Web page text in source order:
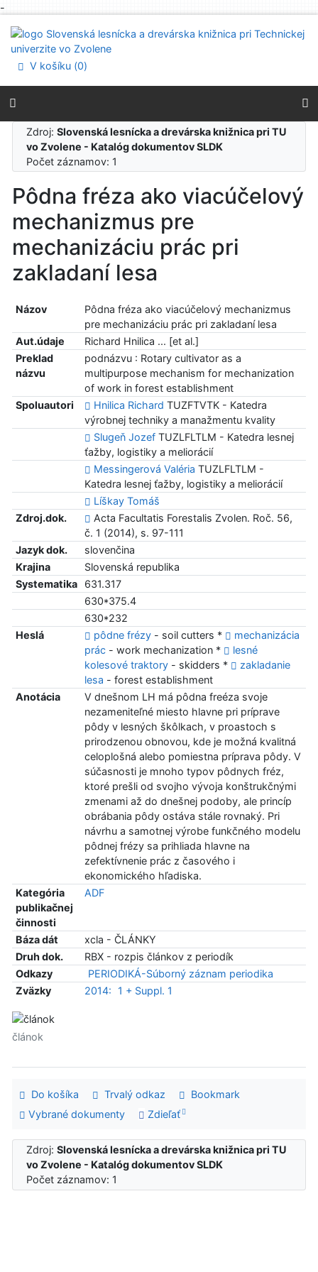
-
Prejsť na menu
Prehlásenie o webovej prístupnosti
V košíku (0)
Zdroj:Slovenská lesnícka a drevárska knižnica pri TU
vo Zvolene - Katalóg dokumentov SLDK
Počet záznamov: 1
Pôdna fréza ako viacúčelový
mechanizmus pre
mechanizáciu prác pri
zakladaní lesa
Názov
Pôdna fréza ako viacúčelový mechanizmus
pre mechanizáciu prác pri zakladaní lesa
Aut.údaje
Richard Hnilica ... [et al.]
Preklad
názvu
podnázvu : Rotary cultivator as a
multipurpose mechanism for mechanization
of work in forest establishment
Spoluautori
Hnilica Richard TUZFTVTK - Katedra
výrobnej techniky a manažmentu kvality
Slugeň JozefTUZLFLTLM - Katedra lesnej
ťažby, logistiky a meliorácií
Messingerová Valéria TUZLFLTLM -
Katedra lesnej ťažby, logistiky a meliorácií
Líškay Tomáš
Zdroj.dok.
Acta Facultatis Forestalis Zvolen. Roč. 56,
č. 1 (2014), s. 97-111
Jazyk dok.
slovenčina
Krajina
Slovenská republika
Systematika
631.317
630*375.4
630*232
Heslá
pôdne frézy- soil cutters *
mechanizácia
prác- work mechanization *
lesné
kolesové traktory- skidders *
zakladanie
lesa - forest establishment
Anotácia
V dnešnom LH má pôdna freéza svoje
nezameniteľné miesto hlavne pri príprave
pôdy v lesných škôlkach, v proastoch s
prirodzenou obnovou, kde je možná kvalitná
celoplošná alebo pomiestna príprava pôdy. V
súčasnosti je mnoho typov pôdnych fréz,
ktoré prešli od svojho vývoja konštrukčnými
zmenami až do dnešnej podoby, ale princíp
obrábania pôdy ostáva stále rovnaký. Pri
návrhu a samotnej výrobe funkčného modelu
pôdnej frézy sa prihliada hlavne na
zefektívnenie prác z časového i
ekonomického hľadiska.
Kategória
publikačnej
činnosti
ADF
Báza dát
xcla - ČLÁNKY
Druh dok.
RBX - rozpis článkov z periodík
Odkazy
PERIODIKÁ-Súborný záznam periodika
Zväzky
2014: 1 + Suppl. 1
článok
Do košíka Trvalý odkaz
Bookmark
Vybrané dokumenty
Zdieľať
Zdroj:Slovenská lesnícka a drevárska knižnica pri TU
vo Zvolene - Katalóg dokumentov SLDK
Počet záznamov: 1